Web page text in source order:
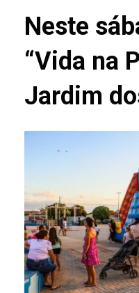
Neste
“Vida na
Jardim